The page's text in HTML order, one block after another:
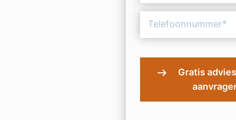
(Vereist)